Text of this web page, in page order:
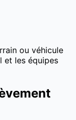
ou véhicule
et les équipes